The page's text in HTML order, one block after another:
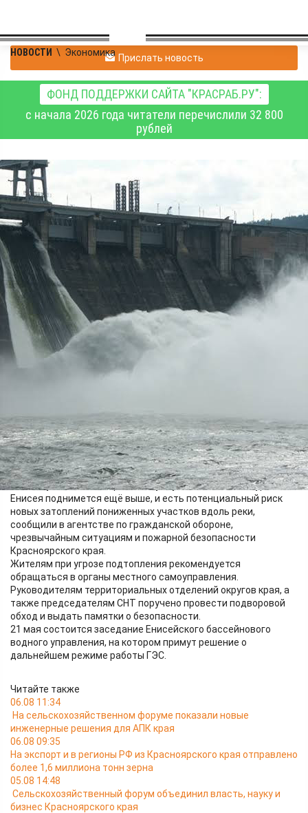
НОВОСТИ \ Экономика Прислать новость
ФОНД ПОДДЕРЖКИ САЙТА "КРАСРАБ.РУ":
с начала 2026 года читатели перечислили 32 800
рублей
На Красноярской ГЭС
увеличили сброс воды
до 5 тысяч кубических
метров в секунду
Экономика
18.05.2026 10:04
С 18 мая объём сброса воды на Красноярской ГЭС достиг 5
тысяч кубических метров в секунду. Это значит, что уровень
Енисея поднимется ещё выше, и есть потенциальный риск
новых затоплений пониженных участков вдоль реки,
сообщили в агентстве по гражданской обороне,
чрезвычайным ситуациям и пожарной безопасности
Красноярского края.
Жителям при угрозе подтопления рекомендуется
обращаться в органы местного самоуправления.
Руководителям территориальных отделений округов края, а
также председателям СНТ поручено провести подворовой
обход и выдать памятки о безопасности.
21 мая состоится заседание Енисейского бассейнового
водного управления, на котором примут решение о
дальнейшем режиме работы ГЭС.
Читайте также
06.08 11:34
На сельскохозяйственном форуме показали новые
инженерные решения для АПК края
06.08 09:35
На экспорт и в регионы РФ из Красноярского края отправлено
более 1,6 миллиона тонн зерна
05.08 14:48
Сельскохозяйственный форум объединил власть, науку и
бизнес Красноярского края